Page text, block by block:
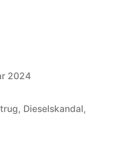
2024
, Dieselskandal,